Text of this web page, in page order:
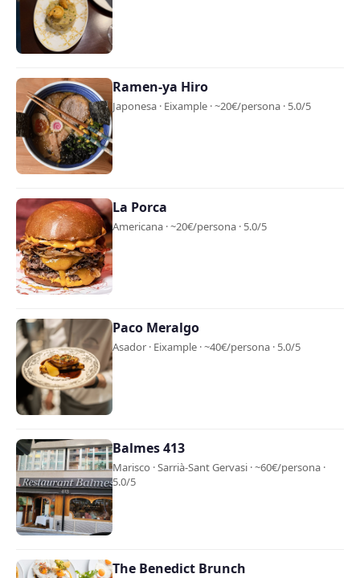
Ramen-ya Hiro
Japonesa · Eixample · ~20€/persona · 5.0/5
La Porca
Americana · ~20€/persona · 5.0/5
Paco Meralgo
Asador · Eixample · ~40€/persona · 5.0/5
Balmes 413
Marisco · Sarrià-Sant Gervasi · ~60€/persona ·
5.0/5
The Benedict Brunch